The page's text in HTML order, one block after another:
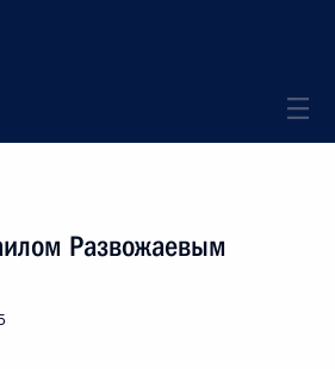
Развожаевым